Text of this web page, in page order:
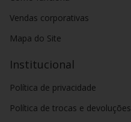
Vendas corporativas
Mapa do Site
Institucional
Política de privacidade
Política de trocas e devoluções